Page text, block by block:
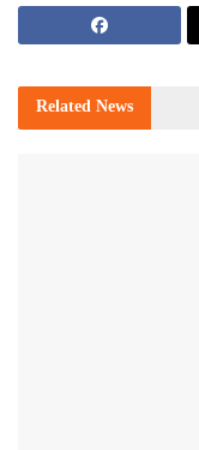
Related News